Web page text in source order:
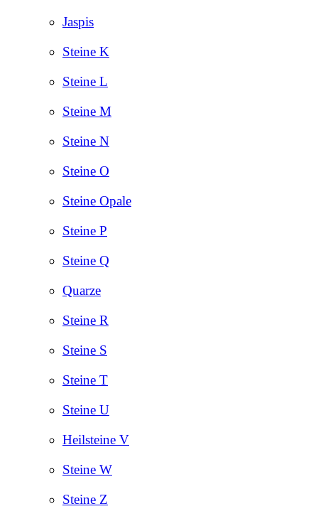
Jaspis
Steine K
Steine L
Steine M
Steine N
Steine O
Steine Opale
Steine P
Steine Q
Quarze
Steine R
Steine S
Steine T
Steine U
Heilsteine V
Steine W
Steine Z